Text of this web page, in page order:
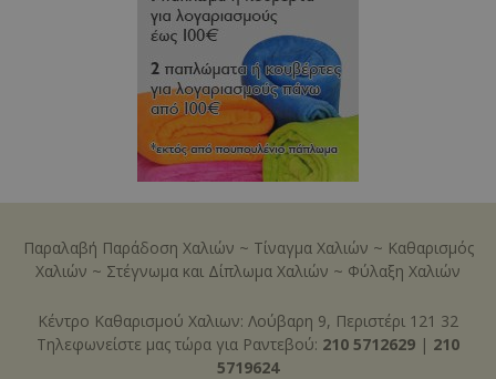
Παραλαβή Παράδοση Χαλιών ~ Τίναγμα Χαλιών ~ Καθαρισμός
Χαλιών ~ Στέγνωμα και Δίπλωμα Χαλιών ~ Φύλαξη Χαλιών
Κέντρο Καθαρισμού Χαλιων: Λούβαρη 9, Περιστέρι 121 32
Τηλεφωνείστε μας τώρα για Ραντεβού: 210 5712629 | 210
5719624